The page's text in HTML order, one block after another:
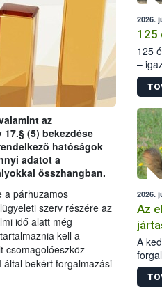
az
(5) bekezdése
hatóságok
adatot a
összhangban.
a párhuzamos
szerv részére az
idő alatt még
kell a
csomagolóeszköz
által bekért forgalmazási
2026.
125
125
–
15.
2026.
Az
A